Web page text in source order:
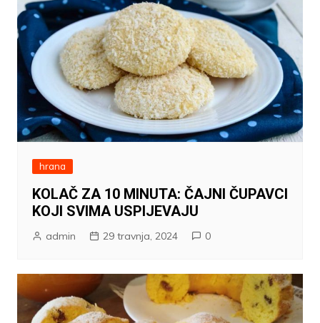
hrana
KOLAČ ZA 10 MINUTA: ČAJNI ČUPAVCI
KOJI SVIMA USPIJEVAJU
admin 29 travnja, 2024 0